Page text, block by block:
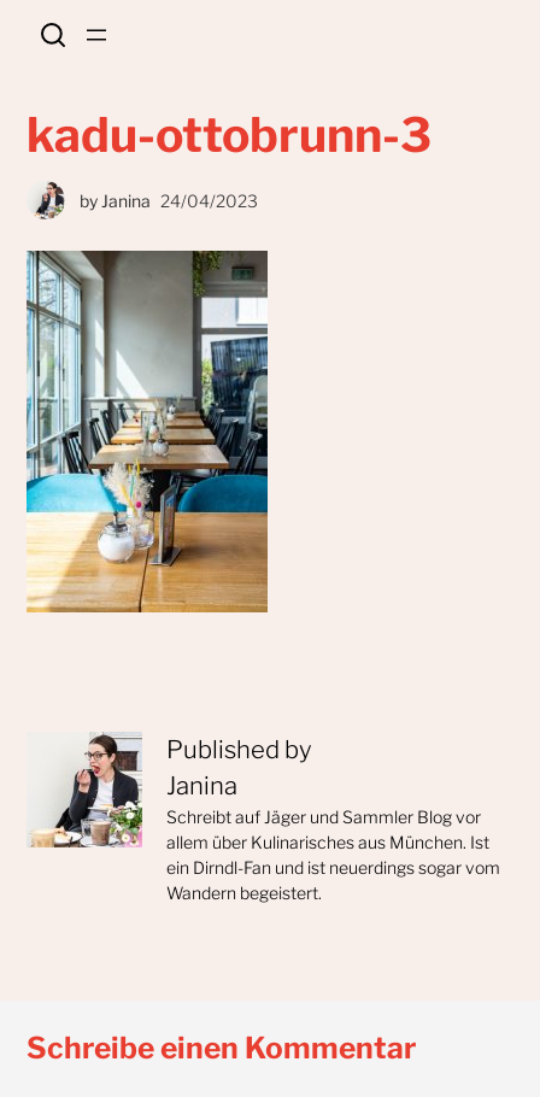
kadu-ottobrunn-3
by Janina 24/04/2023
Published by
Janina
Schreibt auf Jäger und Sammler Blog vor
allem über Kulinarisches aus München. Ist
ein Dirndl-Fan und ist neuerdings sogar vom
Wandern begeistert.
Schreibe einen Kommentar